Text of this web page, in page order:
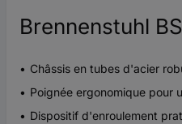
Brennenstuhl
Châssis en tubes d'acier
Poignée ergonomique pour
Dispositif d'enroulement